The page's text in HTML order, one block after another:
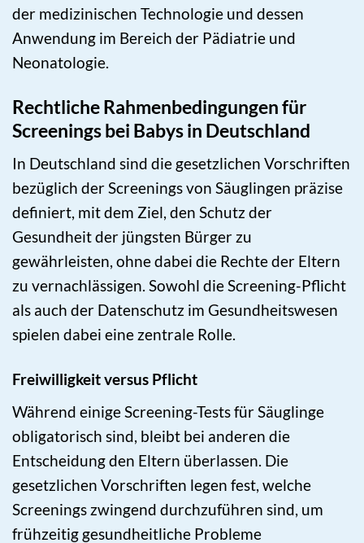
der medizinischen Technologie und dessen
Anwendung im Bereich der Pädiatrie und
Neonatologie.
Rechtliche Rahmenbedingungen für
Screenings bei Babys in Deutschland
In Deutschland sind die gesetzlichen Vorschriften
bezüglich der Screenings von Säuglingen präzise
definiert, mit dem Ziel, den Schutz der
Gesundheit der jüngsten Bürger zu
gewährleisten, ohne dabei die Rechte der Eltern
zu vernachlässigen. Sowohl die Screening-Pflicht
als auch der Datenschutz im Gesundheitswesen
spielen dabei eine zentrale Rolle.
Freiwilligkeit versus Pflicht
Während einige Screening-Tests für Säuglinge
obligatorisch sind, bleibt bei anderen die
Entscheidung den Eltern überlassen. Die
gesetzlichen Vorschriften legen fest, welche
Screenings zwingend durchzuführen sind, um
frühzeitig gesundheitliche Probleme